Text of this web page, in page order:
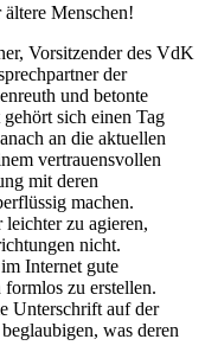
Menschen!
Vorsitzender des VdK
der
und betonte
sich einen Tag
an die aktuellen
vertrauensvollen
mit deren
machen.
zu agieren,
nicht.
Internet gute
zu erstellen.
Unterschrift auf der
was deren